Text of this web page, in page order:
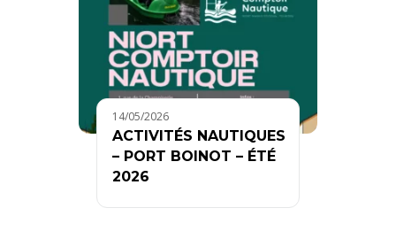
14/05/2026
ACTIVITÉS NAUTIQUES
– PORT BOINOT – ÉTÉ
2026